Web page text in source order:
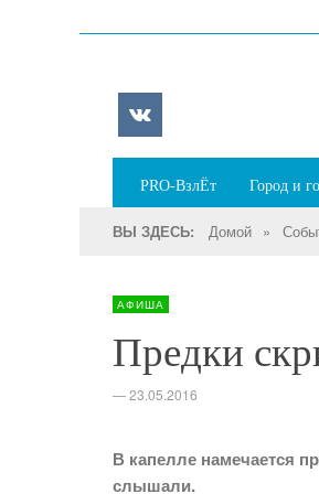
PRO-ВзлЁт Город и
ВЫ ЗДЕСЬ: Домой »
АФИША
Предки
—23.05.2016
В капелле намечается
слышали.